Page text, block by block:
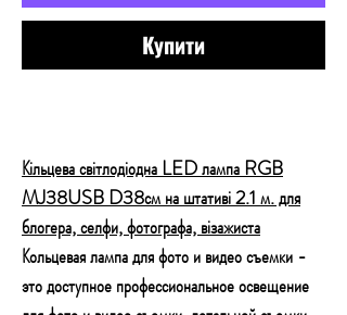
Купити
Кільцева світлодіодна LED лампа RGB
MJ38USB D38см на штативі 2.1 м. для
блогера, селфи, фотографа, візажиста
Кольцевая лампа для фото и видео съемки -
это доступное профессиональное освещение